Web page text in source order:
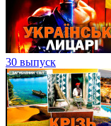
30 выпуск